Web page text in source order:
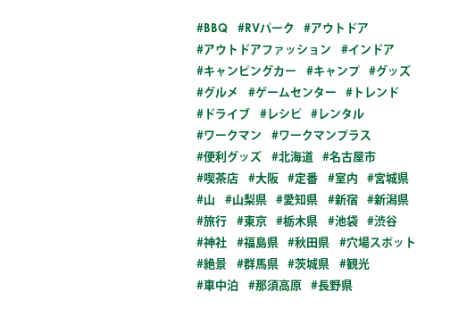
BBQ RVパーク
アウトドア
アウトドアファッション
インドア
キャンピングカー
キャンプ
グッズ
グルメ
ゲームセンター
トレンド
ドライブ
レシピ
レンタル
ワークマン
ワークマンプラス
便利グッズ
北海道
名古屋市
喫茶店
大阪 定番 室内
宮城県
山
山梨県 愛知県 新宿
新潟県
旅行
東京 栃木県 池袋
渋谷
神社
福島県 秋田県
穴場スポット
絶景
群馬県 茨城県
観光
車中泊
那須高原 長野県